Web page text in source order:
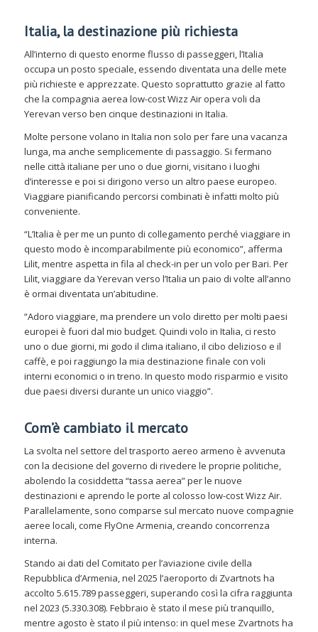
Italia, la destinazione più richiesta
All’interno di questo enorme flusso di passeggeri, l’Italia
occupa un posto speciale, essendo diventata una delle mete
più richieste e apprezzate. Questo soprattutto grazie al fatto
che la compagnia aerea low-cost Wizz Air opera voli da
Yerevan verso ben cinque destinazioni in Italia.
Molte persone volano in Italia non solo per fare una vacanza
lunga, ma anche semplicemente di passaggio. Si fermano
nelle città italiane per uno o due giorni, visitano i luoghi
d’interesse e poi si dirigono verso un altro paese europeo.
Viaggiare pianificando percorsi combinati è infatti molto più
conveniente.
“L’Italia è per me un punto di collegamento perché viaggiare in
questo modo è incomparabilmente più economico”, afferma
Lilit, mentre aspetta in fila al check-in per un volo per Bari. Per
Lilit, viaggiare da Yerevan verso l’Italia un paio di volte all’anno
è ormai diventata un’abitudine.
“Adoro viaggiare, ma prendere un volo diretto per molti paesi
europei è fuori dal mio budget. Quindi volo in Italia, ci resto
uno o due giorni, mi godo il clima italiano, il cibo delizioso e il
caffè, e poi raggiungo la mia destinazione finale con voli
interni economici o in treno. In questo modo risparmio e visito
due paesi diversi durante un unico viaggio”.
Com’è cambiato il mercato
La svolta nel settore del trasporto aereo armeno è avvenuta
con la decisione del governo di rivedere le proprie politiche,
abolendo la cosiddetta “tassa aerea” per le nuove
destinazioni e aprendo le porte al colosso low-cost Wizz Air.
Parallelamente, sono comparse sul mercato nuove compagnie
aeree locali, come FlyOne Armenia, creando concorrenza
interna.
Stando ai dati del Comitato per l’aviazione civile della
Repubblica d’Armenia, nel 2025 l’aeroporto di Zvartnots ha
accolto 5.615.789 passeggeri, superando così la cifra raggiunta
nel 2023 (5.330.308). Febbraio è stato il mese più tranquillo,
mentre agosto è stato il più intenso: in quel mese Zvartnots ha